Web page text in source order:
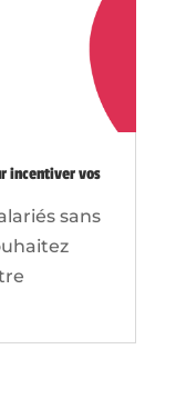
incentiver vos
sans